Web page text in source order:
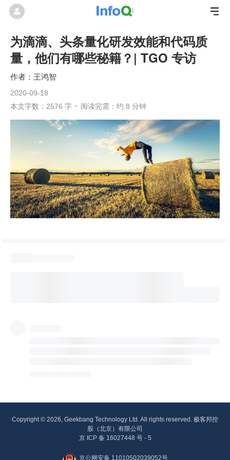
为滴滴、头条量化研发效能和代码质
量，他们有哪些秘籍？| TGO 专访
王鸿智
2020-09-18
本文字数：2576 字
阅读完需：约 8 分钟
Copyright © 2026, Geekbang Technology Ltd. All rights reserved. 极客邦控
股（北京）有限公司
京 ICP 备 16027448 号 - 5
京公网安备 11010502039052号